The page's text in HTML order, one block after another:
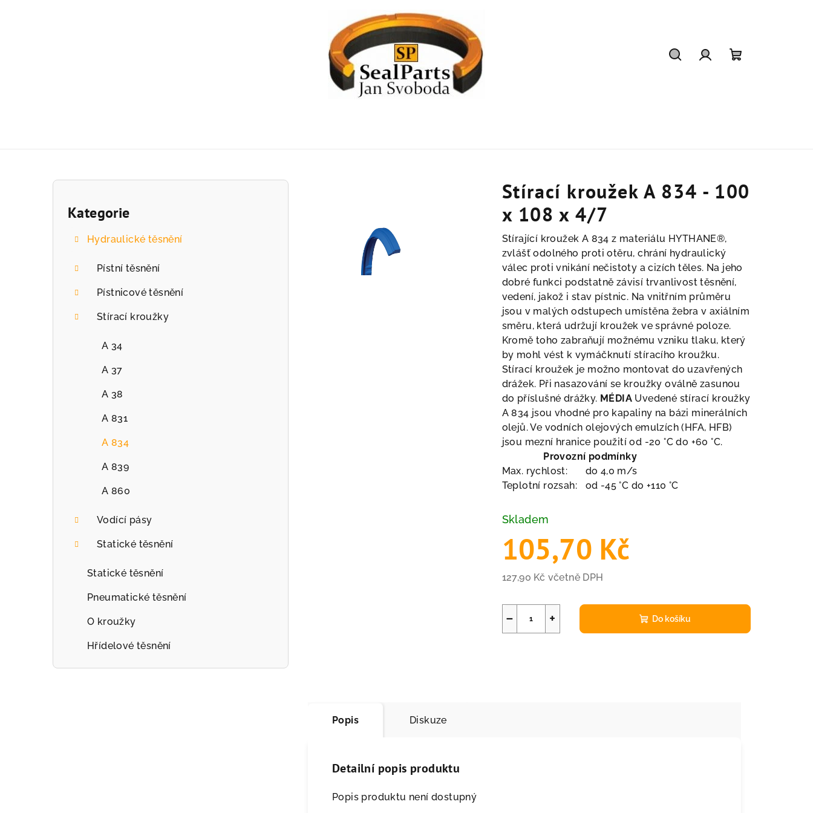
P
Přeskočit
Kategorie
Hydraulické těsnění
Pístní těsnění
Pístnicové těsnění
Stírací kroužky
A 34
A 37
A 38
A 831
A 834
A 839
A 860
Vodící pásy
Statické těsnění
Statické těsnění
Pneumatické těsnění
O kroužky
Hřídelové těsnění
Stírací kroužek A 834 - 100
x 108 x 4/7
Stírající kroužek A 834 z materiálu HYTHANE®,
zvlášť odolného proti otěru, chrání hydraulický
válec proti vnikání nečistoty a cizích těles. Na jeho
dobré funkci podstatně závisí trvanlivost těsnění,
vedení, jakož i stav pístnic. Na vnitřním průměru
jsou v malých odstupech umístěna žebra v axiálním
směru, která udržují kroužek ve správné poloze.
Kromě toho zabraňují možnému vzniku tlaku, který
by mohl vést k vymáčknutí stíracího kroužku.
Stírací kroužek je možno montovat do uzavřených
drážek. Při nasazování se kroužky oválně zasunou
do příslušné drážky. MÉDIA Uvedené stírací kroužky
A 834 jsou vhodné pro kapaliny na bázi minerálních
olejů. Ve vodních olejových emulzích (HFA, HFB)
jsou mezní hranice použití od -20 °C do +60 °C.
Provozní podmínky
Max. rychlost:
do 4,0 m/s
Teplotní rozsah: od -45 °C do +110 °C
Skladem
105,70 Kč
127,90 Kč včetně DPH
cena:
+
− Do košíku
Popis Diskuze
Detailní popis produktu
Popis produktu není dostupný